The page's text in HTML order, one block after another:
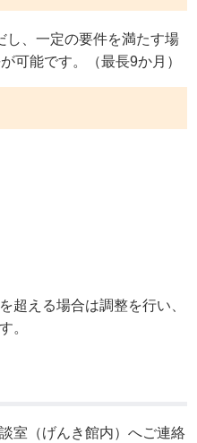
し、一定の要件を満たす場
可能です。（最長9か月）
超える場合は調整を行い、
。
室（げんき館内）へご連絡